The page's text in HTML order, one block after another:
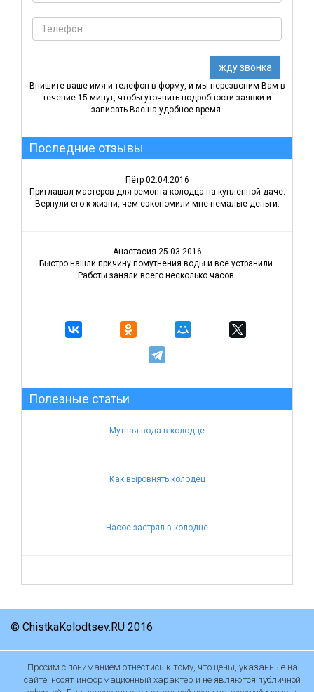
Впишите ваше имя и телефон в форму, и мы перезвоним Вам в
течение 15 минут, чтобы уточнить подробности заявки и
записать Вас на удобное время.
Последние отзывы
Пётр 02.04.2016
Приглашал мастеров для ремонта колодца на купленной даче.
Вернули его к жизни, чем сэкономили мне немалые деньги.
Анастасия 25.03.2016
Быстро нашли причину помутнения воды и все устранили.
Работы заняли всего несколько часов.
Полезные статьи
Мутная вода в колодце
Как выровнять колодец
Насос застрял в колодце
© ChistkaKolodtsev.RU 2016
Просим с пониманием отнестись к тому, что цены, указанные на
сайте, носят информационный характер и не являются публичной